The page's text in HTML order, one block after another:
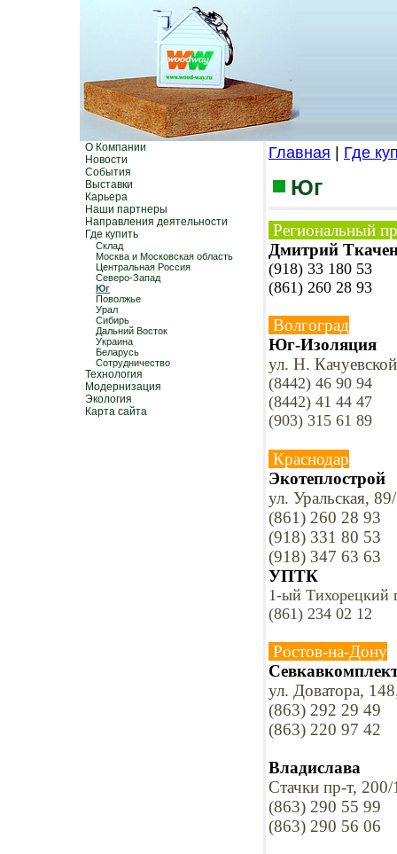
О Компании
Новости
События
Выставки
Карьера
Наши партнеры
Направления деятельности
Где купить
Склад
Москва и Московская область
Центральная Россия
Северо-Запад
Юг
Поволжье
Урал
Сибирь
Дальний Восток
Украина
Беларусь
Сотрудничество
Технология
Модернизация
Экология
Карта сайта
Главная Где
Юг
Региональный
Дмитрий
(918) 33 180 53
(861) 260 28 93
Волгоград
Юг-Изоляция
ул. Н.
(8442) 46 90 94
(8442) 41 44 47
(903) 315 61 89
Краснодар
Экотеплострой
ул. Уральская,
(861) 260 28 93
(918) 331 80 53
(918) 347 63 63
УПТК
1-ый Тихорецкий
(861) 234 02 12
Ростов-на-Дону
ул. Доватора,
(863) 292 29 49
(863) 220 97 42
Владислава
Стачки пр-т,
(863) 290 55 99
(863) 290 56 06